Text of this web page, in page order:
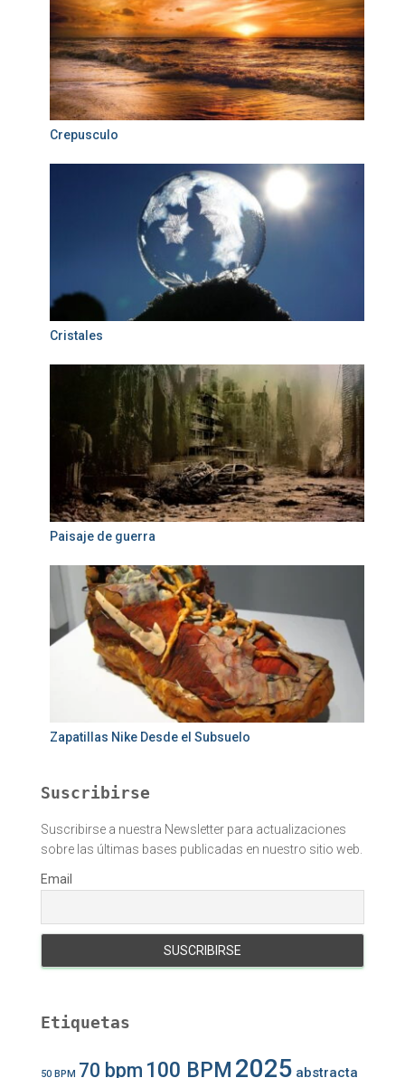
Crepusculo
Cristales
Paisaje de guerra
Zapatillas Nike Desde el Subsuelo
Suscribirse
Suscribirse a nuestra Newsletter para actualizaciones
sobre las últimas bases publicadas en nuestro sitio web.
Email
Etiquetas
50 BPM 70 bpm 100 BPM 2025 abstracta